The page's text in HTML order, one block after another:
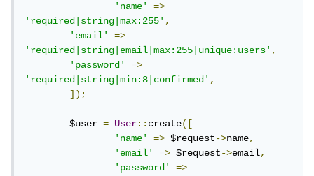
'name'
=>
'required|string|max:255',
'email'
=>
'required|string|email|max:255|unique:users',
'password'
=>
'required|string|min:8|confirmed',
]);
	$user
= User::create([
'name'
=> $request->name,
'email'
=> $request->email,
'password'
=>